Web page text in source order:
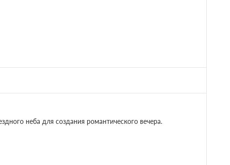
неба для создания романтического вечера.